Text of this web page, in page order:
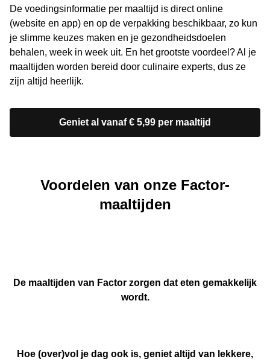
De voedingsinformatie per maaltijd is direct online
(website en app) en op de verpakking beschikbaar, zo kun
je slimme keuzes maken en je gezondheidsdoelen
behalen, week in week uit. En het grootste voordeel? Al je
maaltijden worden bereid door culinaire experts, dus ze
zijn altijd heerlijk.
Geniet al vanaf € 5,99 per maaltijd
Voordelen van onze Factor-
maaltijden
De maaltijden van Factor zorgen dat eten gemakkelijk
wordt.
Hoe (over)vol je dag ook is, geniet altijd van lekkere,